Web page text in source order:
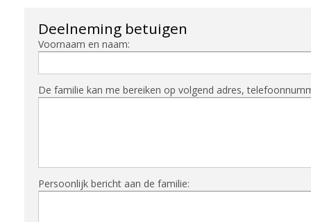
Deelneming betuigen
Voornaam en naam:
De familie kan me bereiken op volgend adres,
Persoonlijk bericht aan de familie: